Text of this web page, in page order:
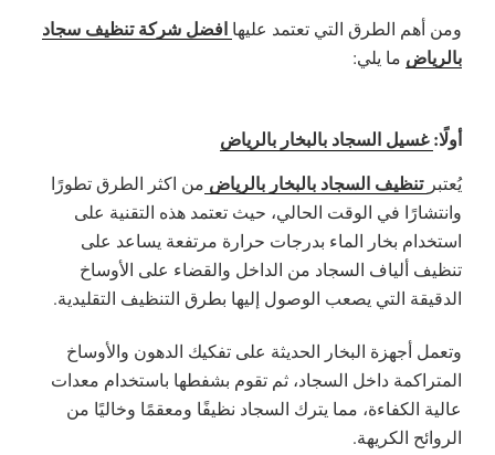
ومن أهم الطرق التي تعتمد عليها افضل شركة تنظيف سجاد
بالرياض ما يلي:
أولًا: غسيل السجاد بالبخار بالرياض
يُعتبر تنظيف السجاد بالبخار بالرياض من اكثر الطرق تطورًا
وانتشارًا في الوقت الحالي، حيث تعتمد هذه التقنية على
استخدام بخار الماء بدرجات حرارة مرتفعة يساعد على
تنظيف ألياف السجاد من الداخل والقضاء على الأوساخ
الدقيقة التي يصعب الوصول إليها بطرق التنظيف التقليدية.
وتعمل أجهزة البخار الحديثة على تفكيك الدهون والأوساخ
المتراكمة داخل السجاد، ثم تقوم بشفطها باستخدام معدات
عالية الكفاءة، مما يترك السجاد نظيفًا ومعقمًا وخاليًا من
الروائح الكريهة.